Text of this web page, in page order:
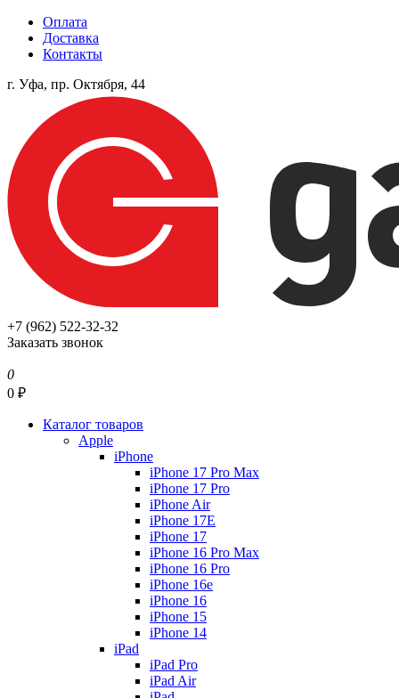
Оплата
Доставка
Контакты
г. Уфа, пр. Октября, 44
+7 (962) 522-32-32
Заказать звонок
0
0 ₽
Каталог товаров
Apple
iPhone
iPhone 17 Pro Max
iPhone 17 Pro
iPhone Air
iPhone 17E
iPhone 17
iPhone 16 Pro Max
iPhone 16 Pro
iPhone 16e
iPhone 16
iPhone 15
iPhone 14
iPad
iPad Pro
iPad Air